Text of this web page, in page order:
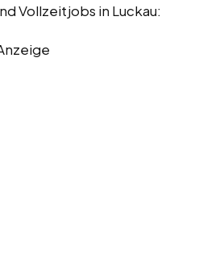
Vollzeitjobs in Luckau: